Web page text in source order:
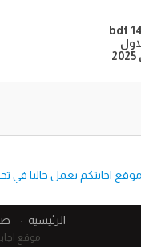
اجابتكم يعمل حاليا في
الرئيسية
موقع